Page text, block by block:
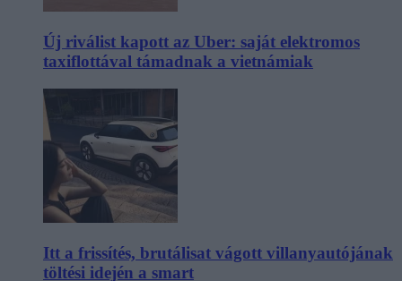
Új riválist kapott az Uber: saját elektromos
taxiflottával támadnak a vietnámiak
Itt a frissítés, brutálisat vágott villanyautójának
töltési idején a smart